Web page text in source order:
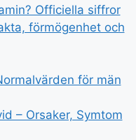
Officiella siffror
förmögenhet och
för män
– Orsaker, Symtom